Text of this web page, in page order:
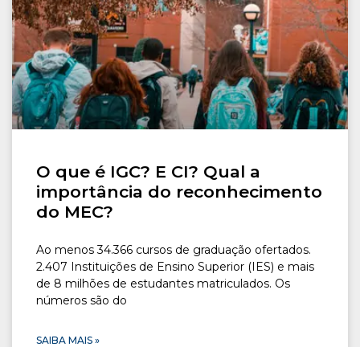
O que é IGC? E CI? Qual a
importância do reconhecimento
do MEC?
Ao menos 34.366 cursos de graduação ofertados.
2.407 Instituições de Ensino Superior (IES) e mais
de 8 milhões de estudantes matriculados. Os
números são do
SAIBA MAIS »